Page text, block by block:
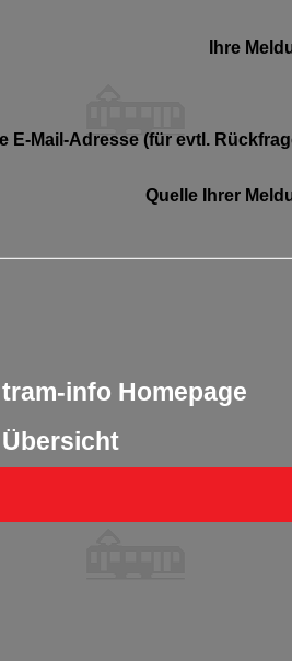
Ihre
E-Mail-Adresse (für evtl.
Quelle Ihrer
info Homepage